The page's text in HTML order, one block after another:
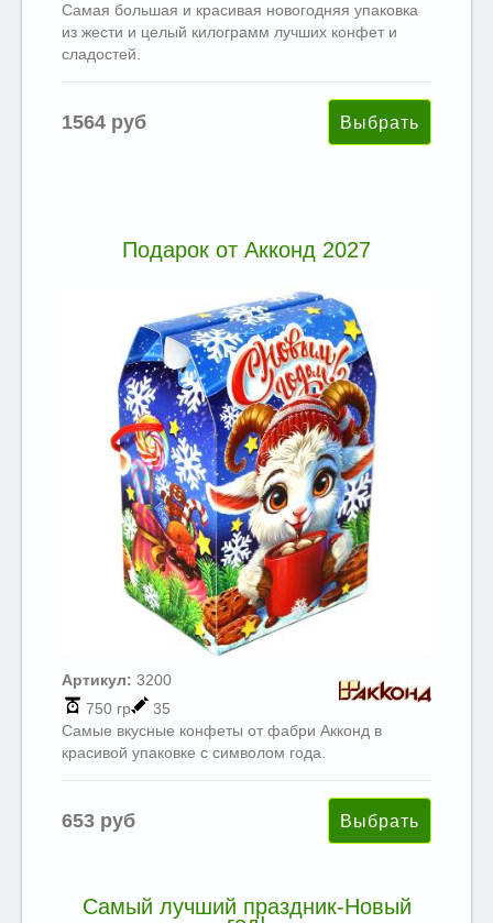
Самая большая и красивая новогодняя упаковка
из жести и целый килограмм лучших конфет и
сладостей.
1564 руб
Подарок от Акконд 2027
Артикул: 3200
750 гр
35
Самые вкусные конфеты от фабри Акконд в
красивой упаковке с символом года.
653 руб
Самый лучший праздник-Новый